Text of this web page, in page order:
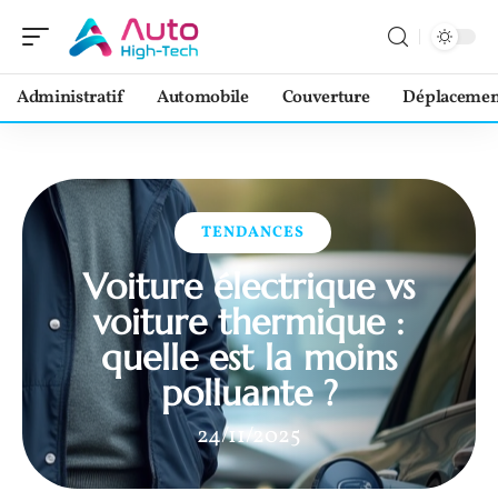
Administratif Automobile Couverture
TENDANCES
Voiture électrique vs
voiture thermique :
quelle est la moins
polluante ?
24/11/2025